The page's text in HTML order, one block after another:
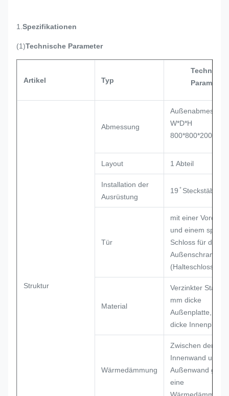
1. Spezifikationen
(1)Technische Parameter
Artikel Typ
Parameter
Struktur
Abmessung
W*D*H
800*800*2000mm
Layout 1 Abteil
Installation der
Ausrüstung
19 ̊ Steckstäbe
Tür
mit einer
und einem
Schloss für den
Außenschrank
(Halteschloss)
Material
Verzinkter Stahl,
mm dicke
Außenplatte, 0,8
dicke Innenplatte
Wärmedämmung
Zwischen der
Innenwand und
Außenwand gibt
eine